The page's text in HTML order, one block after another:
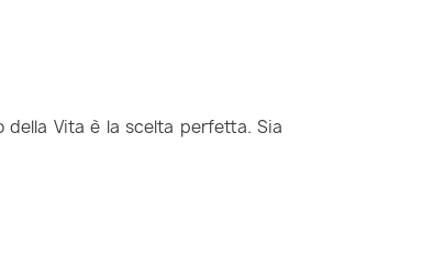
Vita è la scelta perfetta. Sia